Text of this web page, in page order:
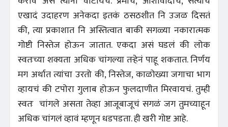
एखादं उदाहरण अनेकदा इतकं ठसठशीत नि उजळ दिसतं
की, त्या प्रकाशात नि अस्तित्वात बाकी सगळ्या नकारात्मक
गोष्टी निस्तेज होऊन जातात. एकदा असं घडलं की लोक
स्वतःच्या शक्यता अधिक चांगल्या तऱ्हेनं पाहू शकतात. निर्णय
मग अर्थात त्यांचा उरतो की, निस्तेज, काळोख्या जगाचा भाग
व्हायचं की टपोरा गुलाब होऊन फुलदाणीत मिरवायचं. तुम्ही
स्वतः चांगले असता तेव्हा आजूबाजूचं सगळं जग तुमच्याहून
अधिक चांगलं व्हावं म्हणून धडपडता. ही खरी गोष्ट आहे.